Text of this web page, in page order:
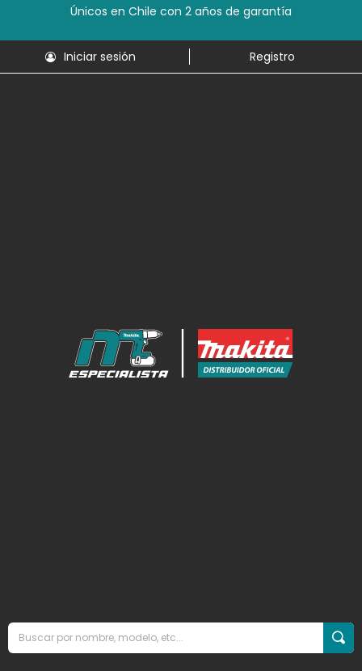
Únicos en Chile con 2 años de garantía
Iniciar sesión Registro